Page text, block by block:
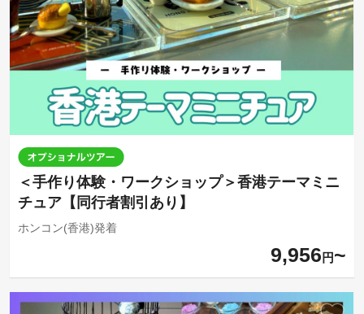
＜手作り体験・ワークショップ＞香港テーマミニ
チュア【同行者割引あり】
ホンコン(香港)発着
9,956 円